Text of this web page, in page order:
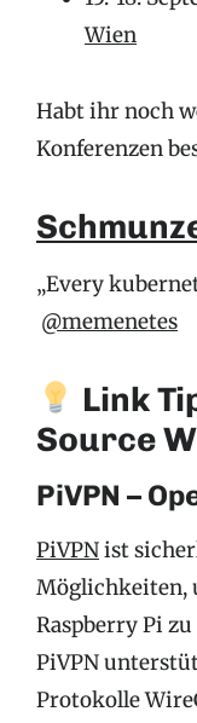
Wien
Habt ihr noch
Konferenzen
„Every
@memenetes
Link
Source
PiVPN –
PiVPNist
Möglichkeiten,
Raspberry Pi
PiVPN
Protokolle